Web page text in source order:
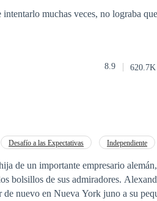
muchas veces, no lograba
8.9
Desafío a las Expectativas Independiente
de un importante empresario
admiradores. Alexander Von Parker por
nuevo en Nueva York juno a su